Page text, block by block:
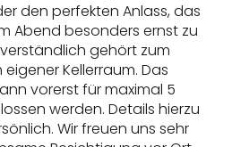
den perfekten Anlass, das
Abend besonders ernst zu
gehört zum
Kellerraum. Das
vorerst für maximal 5
werden. Details hierzu
Wir freuen uns sehr